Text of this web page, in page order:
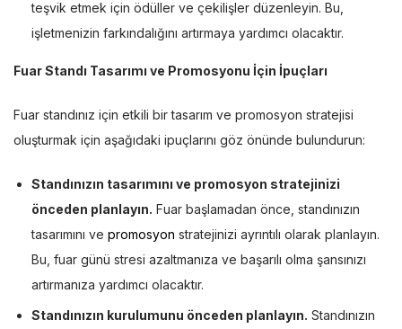
teşvik etmek için ödüller ve çekilişler düzenleyin. Bu,
işletmenizin farkındalığını artırmaya yardımcı olacaktır.
Fuar Standı Tasarımı ve Promosyonu İçin İpuçları
Fuar standınız için etkili bir tasarım ve promosyon stratejisi
oluşturmak için aşağıdaki ipuçlarını göz önünde bulundurun:
Standınızın tasarımını ve promosyon stratejinizi
önceden planlayın. Fuar başlamadan önce, standınızın
tasarımını ve promosyon stratejinizi ayrıntılı olarak planlayın.
Bu, fuar günü stresi azaltmanıza ve başarılı olma şansınızı
artırmanıza yardımcı olacaktır.
Standınızın kurulumunu önceden planlayın. Standınızın